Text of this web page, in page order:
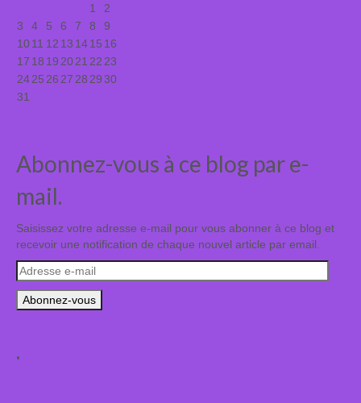
1
2
3
4 5 6 7 8
9
1011 12 13 1415 16
17 18 19 2021 22 23
2425 26 27 28 2930
31
Abonnez-vous à ce blog par e-
mail.
Saisissez votre adresse e-mail pour vous abonner à ce blog et
recevoir une notification de chaque nouvel article par email.
Adresse
e-
mail
.